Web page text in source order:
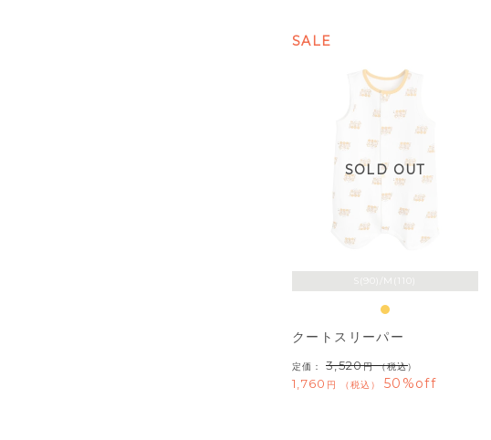
S(90)/M(110)
SOLD OUT
SALE
クートスリーパー
定価： 3,520 （税込）
1,760 税込 50%off